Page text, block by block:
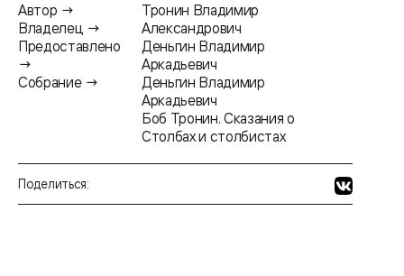
Автор →
Владелец →
Предоставлено
→
Собрание →
Тронин Владимир
Александрович
Деньгин Владимир
Аркадьевич
Деньгин Владимир
Аркадьевич
Боб Тронин. Сказания о
Столбах и столбистах
Поделиться: